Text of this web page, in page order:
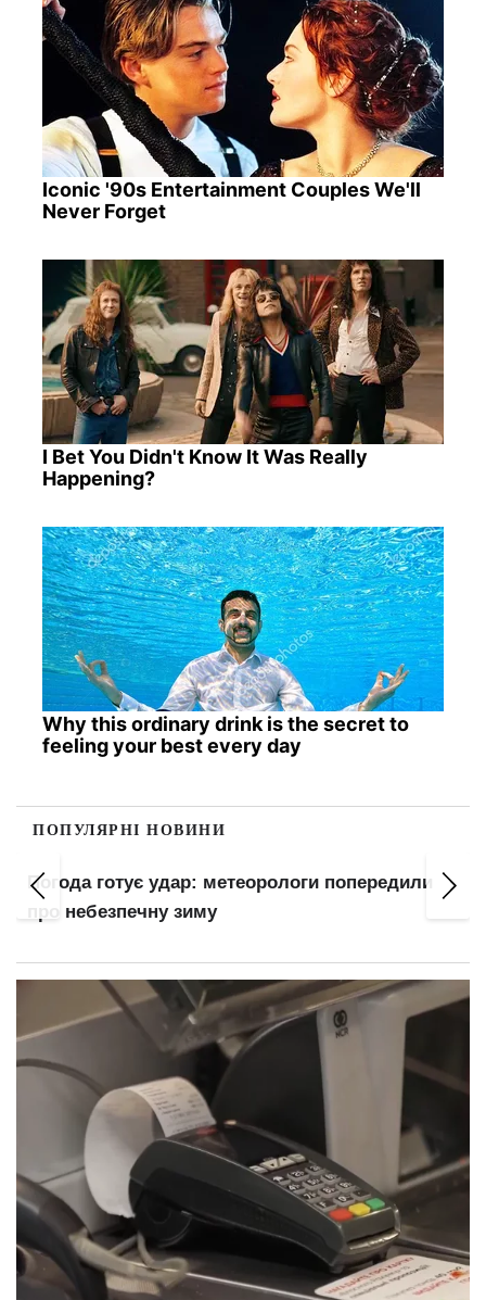
Iconic '90s Entertainment Couples We'll
Never Forget
I Bet You Didn't Know It Was Really
Happening?
Why this ordinary drink is the secret to
feeling your best every day
ПОПУЛЯРНІ НОВИНИ
Погода готує удар: метеорологи попередили
про небезпечну зиму